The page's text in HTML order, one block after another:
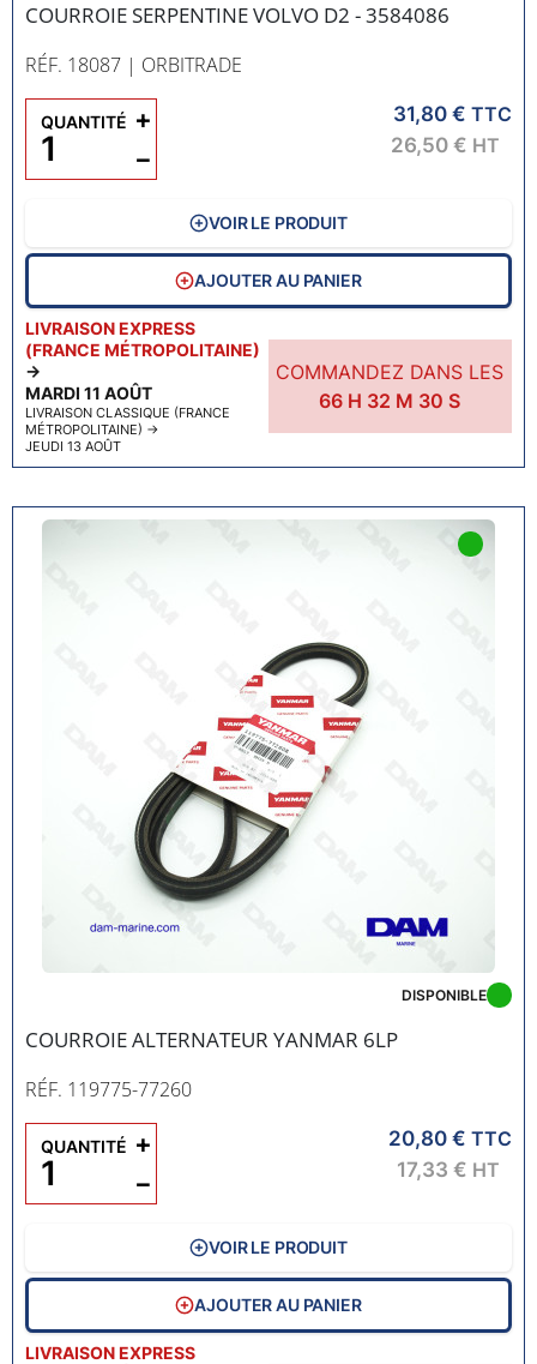
COURROIE SERPENTINE VOLVO D2 - 3584086
RÉF. 18087 | ORBITRADE
LIVRAISON EXPRESS
(FRANCE MÉTROPOLITAINE)
→
MARDI 11 AOÛT
LIVRAISON CLASSIQUE (FRANCE
MÉTROPOLITAINE) →
JEUDI 13 AOÛT
COMMANDEZ DANS LES
66 H 32 M 29 S
31,80 € TTC
26,50 € HT
QUANTITÉ
−
+
VOIR LE PRODUIT
AJOUTER AU PANIER
COURROIE ALTERNATEUR YANMAR 6LP
RÉF. 119775-77260
LIVRAISON EXPRESS
DISPONIBLE
20,80 € TTC
17,33 € HT
QUANTITÉ
−
+
VOIR LE PRODUIT
AJOUTER AU PANIER